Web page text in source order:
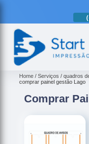
Home Serviços quadros
comprar painel gestão Lago
Comprar